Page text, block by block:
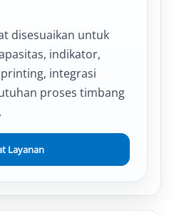
disesuaikan untuk
indikator,
integrasi
proses timbang
Layanan